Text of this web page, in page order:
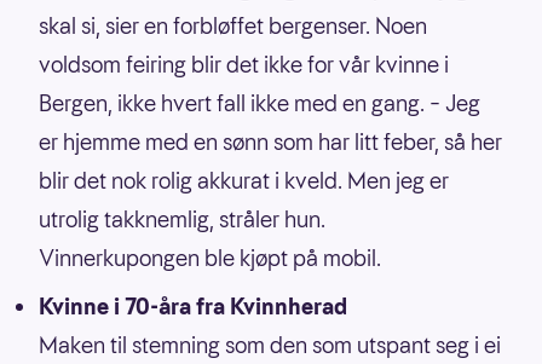
skal si, sier en forbløffet bergenser. Noen
voldsom feiring blir det ikke for vår kvinne i
Bergen, ikke hvert fall ikke med en gang. – Jeg
er hjemme med en sønn som har litt feber, så her
blir det nok rolig akkurat i kveld. Men jeg er
utrolig takknemlig, stråler hun.
Vinnerkupongen ble kjøpt på mobil.
Kvinne i 70-åra fra Kvinnherad
Maken til stemning som den som utspant seg i ei